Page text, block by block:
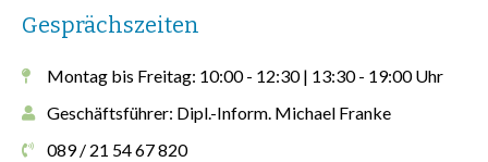
Gesprächszeiten
Montag bis Freitag: 10:00 - 12:30 | 13:30 - 19:00 Uhr
Geschäftsführer: Dipl.-Inform. Michael Franke
089 / 21 54 67 820